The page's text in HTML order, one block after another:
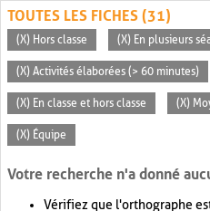
TOUTES LES FICHES (31)
(X) Hors classe (X) En plusieurs
(X) Activités élaborées (> 60 minutes)
(X) En classe et hors classe (X)
(X) Équipe
Votre recherche n'a donné
Vérifiez que l'orthographe